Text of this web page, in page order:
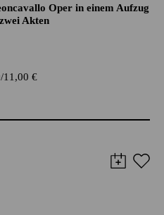
Oper in einem Aufzug
Akten
11,00 €